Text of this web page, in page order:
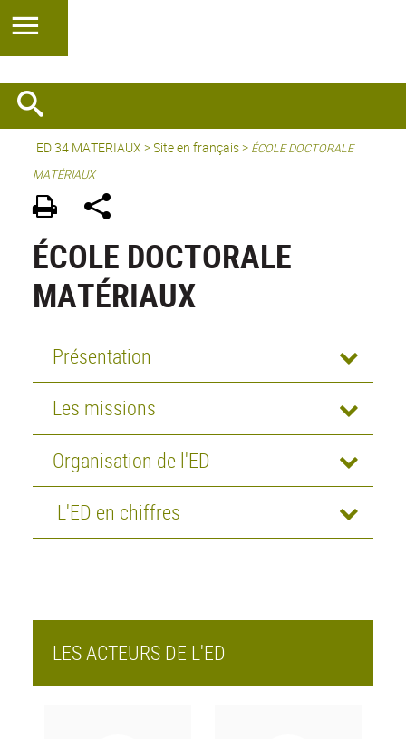
ED 34 MATERIAUX >Site en français> ÉCOLE DOCTORALE
MATÉRIAUX
ÉCOLE DOCTORALE
MATÉRIAUX
Présentation
Les missions
Organisation de l'ED
L'ED en chiffres
LES ACTEURS DE L'ED